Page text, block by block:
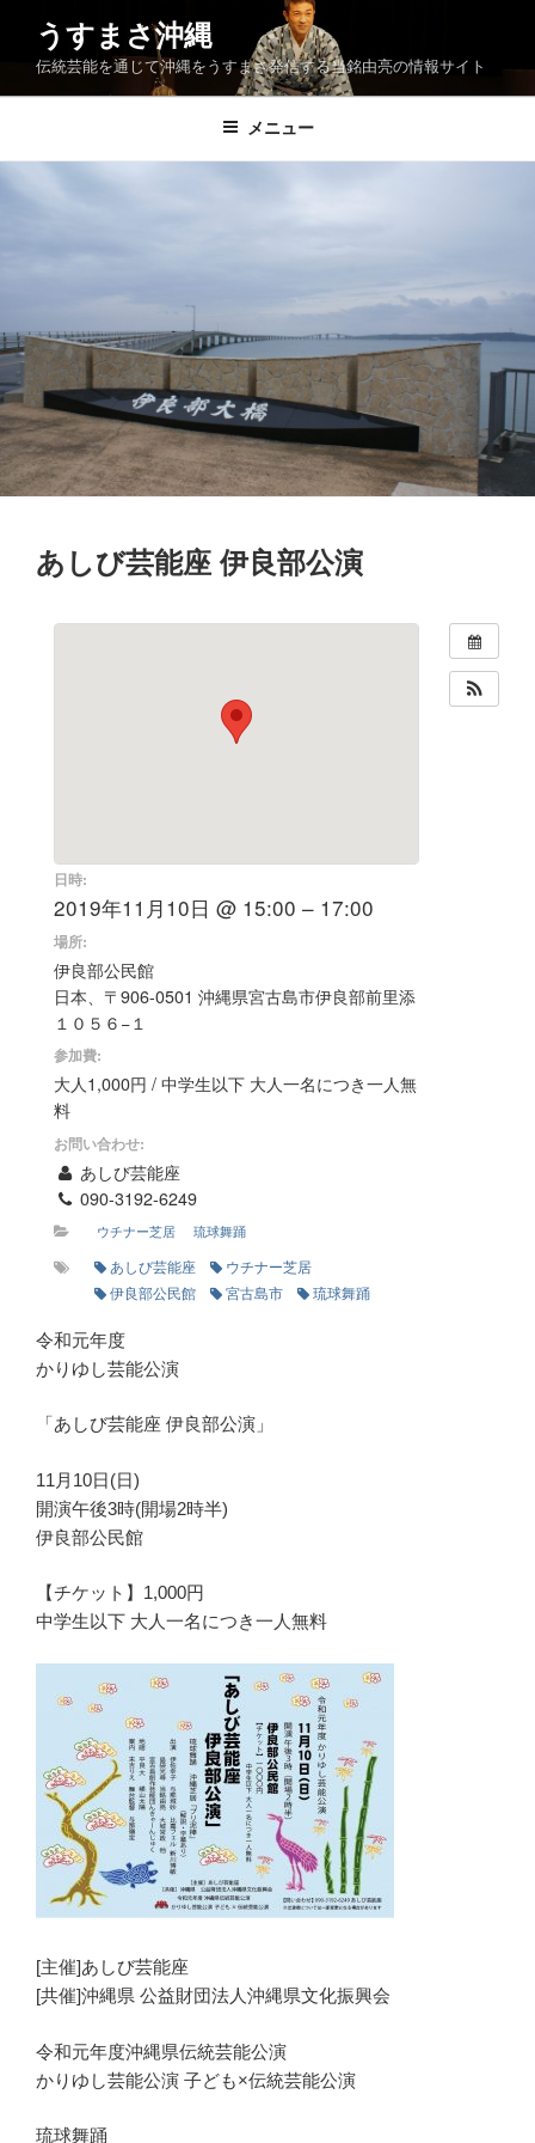
ン
うすまさ沖縄
伝統芸能を通じて沖縄をうすまさ発信する当銘由亮の情報サイト
メニュー
あしび芸能座 伊良部公演
日時:
2019年11月10日 @ 15:00 – 17:00
場所:
伊良部公民館
日本、〒906-0501 沖縄県宮古島市伊良部前里添
１０５６−１
参加費:
大人1,000円 / 中学生以下 大人一名につき一人無
料
お問い合わせ:
あしび芸能座
090-3192-6249
ウチナー芝居 琉球舞踊
あしび芸能座
ウチナー芝居
伊良部公民館
宮古島市 琉球舞踊
令和元年度
かりゆし芸能公演
「あしび芸能座 伊良部公演」
11月10日(日)
開演午後3時(開場2時半)
伊良部公民館
【チケット】1,000円
中学生以下 大人一名につき一人無料
[主催]あしび芸能座
[共催]沖縄県 公益財団法人沖縄県文化振興会
令和元年度沖縄県伝統芸能公演
かりゆし芸能公演 子ども×伝統芸能公演
琉球舞踊